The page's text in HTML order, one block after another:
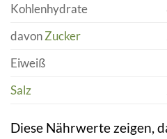
Kohlenhydrate
davonZucker
Eiweiß
Salz
Diese Nährwerte zeigen,